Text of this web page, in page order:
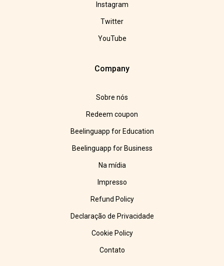
Instagram
Twitter
YouTube
Company
Sobre nós
Redeem coupon
Beelinguapp for Education
Beelinguapp for Business
Na mídia
Impresso
Refund Policy
Declaração de Privacidade
Cookie Policy
Contato